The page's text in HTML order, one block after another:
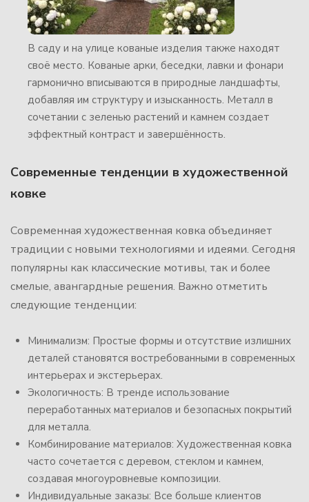
В саду и на улице кованые изделия также находят
своё место. Кованые арки, беседки, лавки и фонари
гармонично вписываются в природные ландшафты,
добавляя им структуру и изысканность. Металл в
сочетании с зеленью растений и камнем создает
эффектный контраст и завершённость.
Современные тенденции в художественной
ковке
Современная художественная ковка объединяет
традиции с новыми технологиями и идеями. Сегодня
популярны как классические мотивы, так и более
смелые, авангардные решения. Важно отметить
следующие тенденции:
Минимализм: Простые формы и отсутствие излишних
деталей становятся востребованными в современных
интерьерах и экстерьерах.
Экологичность: В тренде использование
переработанных материалов и безопасных покрытий
для металла.
Комбинирование материалов: Художественная ковка
часто сочетается с деревом, стеклом и камнем,
создавая многоуровневые композиции.
Индивидуальные заказы: Все больше клиентов